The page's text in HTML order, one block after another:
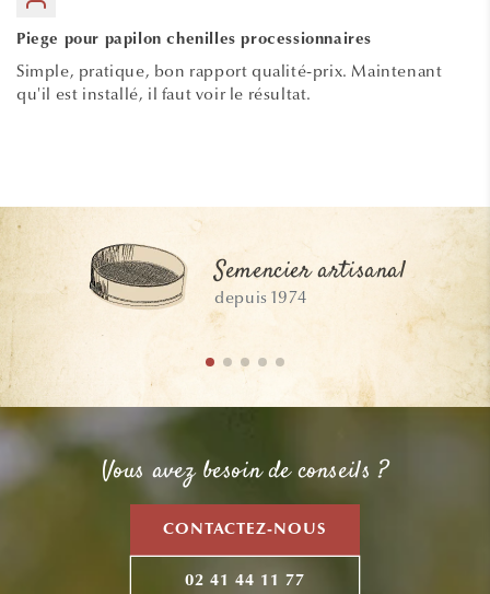
Piege pour papilon chenilles processionnaires
Simple, pratique, bon rapport qualité-prix. Maintenant
qu'il est installé, il faut voir le résultat.
Semencier artisanal
depuis 1974
Vous avez besoin de conseils ?
CONTACTEZ-NOUS
02 41 44 11 77